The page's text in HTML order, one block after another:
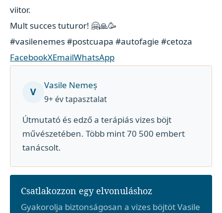
viitor.
Mult succes tuturor! 🤗🙏🥳
#vasilenemes#postcuapa #autofagie #cetoza
FacebookXEmailWhatsApp
V
Vasile Nemeș
9+ év tapasztalat
Útmutató és edző a terápiás vizes böjt
művészetében. Több mint 70 500 embert
tanácsolt.
Csatlakozzon egy elvonuláshoz
Gyakorolja biztonságosan a vizes böjtöt Vasile